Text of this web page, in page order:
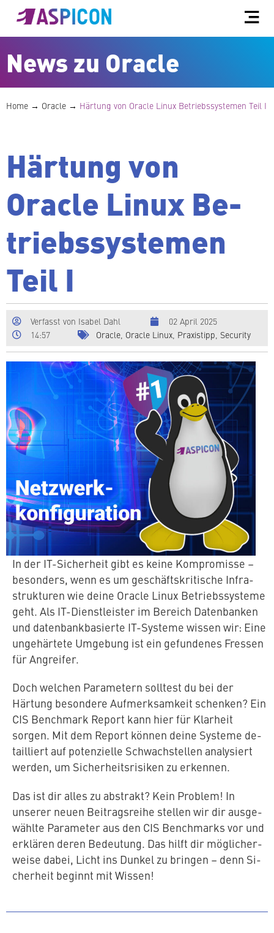
News zu Oracle
Home → Oracle → Härtung von Oracle Linux Be­triebs­sys­te­men Teil I
Härtung von
Oracle Linux Be­
triebs­sys­te­men
Teil I
Verfasst von Isabel Dahl
02 April 2025
14:57
Oracle Oracle Linux Pra­xis­tipp Security
In der IT-Si­cher­heit gibt es keine Kom­pro­mis­se –
besonders, wenn es um ge­schäfts­kri­ti­sche In­fra­
struk­tu­ren wie deine Oracle Linux Be­triebs­sys­te­me
geht. Als IT-Dienst­leis­ter im Bereich Da­ten­ban­ken
und da­ten­bank­ba­sier­te IT-Systeme wissen wir: Eine
un­ge­här­te­te Umgebung ist ein ge­fun­de­nes Fressen
für Angreifer.
Doch welchen Pa­ra­me­tern solltest du bei der
Härtung besondere Auf­merk­sam­keit schenken? Ein
CIS Benchmark Report kann hier für Klarheit
sorgen. Mit dem Report können deine Systeme de­
tail­liert auf po­ten­zi­el­le Schwach­stel­len ana­ly­siert
werden, um Si­cher­heits­ri­si­ken zu erkennen.
Das ist dir alles zu abstrakt? Kein Problem! In
unserer neuen Bei­trags­rei­he stellen wir dir aus­ge­
wähl­te Parameter aus den CIS Bench­marks vor und
erklären deren Bedeutung. Das hilft dir mög­li­cher­
wei­se dabei, Licht ins Dunkel zu bringen – denn Si­
cher­heit beginnt mit Wissen!